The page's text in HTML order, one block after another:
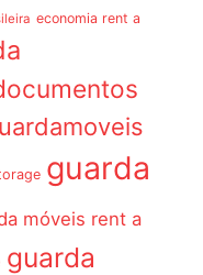
economia rent a
guarda
móveis rent a
guarda